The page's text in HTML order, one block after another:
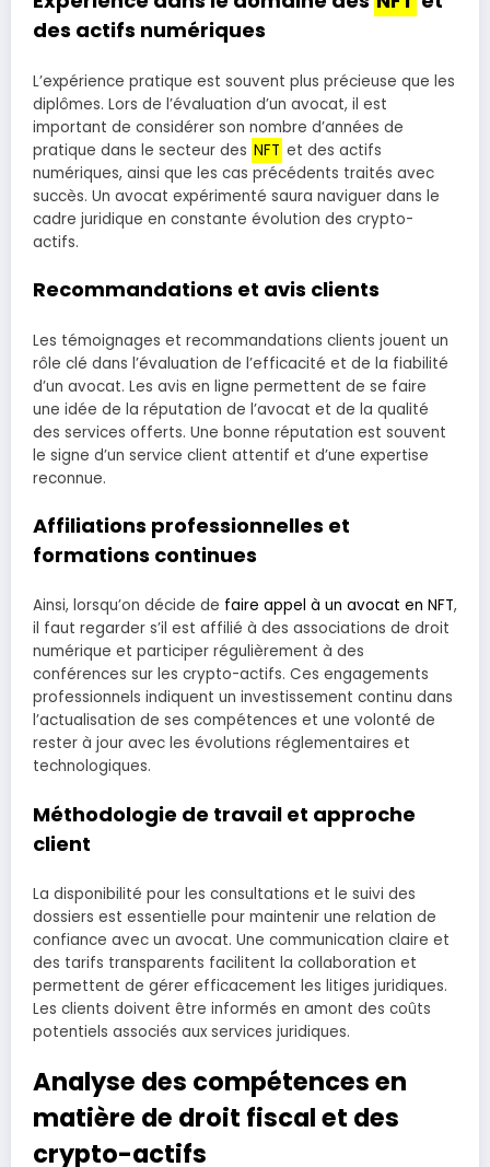
des actifs numériques
L’expérience pratique est souvent plus précieuse que les
diplômes. Lors de l’évaluation d’un avocat, il est
important de considérer son nombre d’années de
pratique dans le secteur des NFT et des actifs
numériques, ainsi que les cas précédents traités avec
succès. Un avocat expérimenté saura naviguer dans le
cadre juridique en constante évolution des crypto-
actifs.
Recommandations et avis clients
Les témoignages et recommandations clients jouent un
rôle clé dans l’évaluation de l’efficacité et de la fiabilité
d’un avocat. Les avis en ligne permettent de se faire
une idée de la réputation de l’avocat et de la qualité
des services offerts. Une bonne réputation est souvent
le signe d’un service client attentif et d’une expertise
reconnue.
Affiliations professionnelles et
formations continues
Ainsi, lorsqu’on décide de faire appel à un avocat en NFT,
il faut regarder s’il est affilié à des associations de droit
numérique et participer régulièrement à des
conférences sur les crypto-actifs. Ces engagements
professionnels indiquent un investissement continu dans
l’actualisation de ses compétences et une volonté de
rester à jour avec les évolutions réglementaires et
technologiques.
Méthodologie de travail et approche
client
La disponibilité pour les consultations et le suivi des
dossiers est essentielle pour maintenir une relation de
confiance avec un avocat. Une communication claire et
des tarifs transparents facilitent la collaboration et
permettent de gérer efficacement les litiges juridiques.
Les clients doivent être informés en amont des coûts
potentiels associés aux services juridiques.
Analyse des compétences en
matière de droit fiscal et des
crypto-actifs